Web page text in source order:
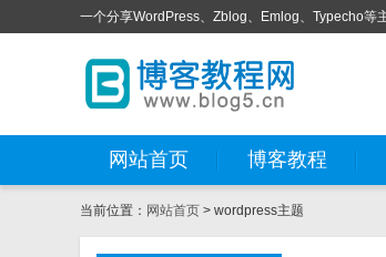
一个分享WordPress、Zblog、Emlog、Typecho等
网站首页 博客教程
当前位置： 网站首页 > wordpress主题